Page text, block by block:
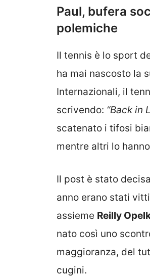
Paul, bufera
polemiche
Il tennis è lo sport
ha mai nascosto la
Internazionali, il
scrivendo: “Back in
scatenato i tifosi
mentre altri lo
Il post è stato
anno erano stati
assieme Reilly
nato così uno
maggioranza, del
cugini.